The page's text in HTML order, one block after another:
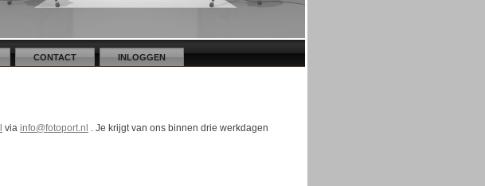
CONTACT INLOGGEN
via info@fotoport.nl . Je krijgt van ons binnen drie werkdagen